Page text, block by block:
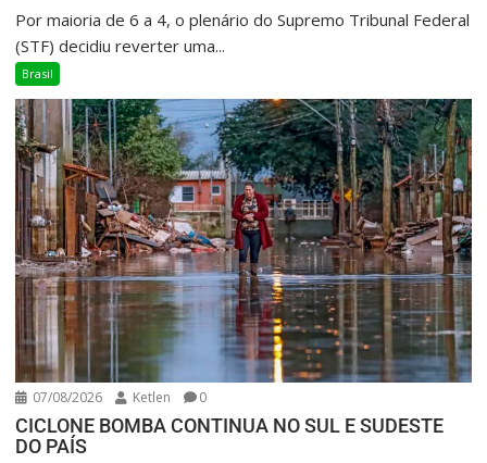
Por maioria de 6 a 4, o plenário do Supremo Tribunal Federal
(STF) decidiu reverter uma...
Brasil
07/08/2026 Ketlen 0
CICLONE BOMBA CONTINUA NO SUL E SUDESTE
DO PAÍS